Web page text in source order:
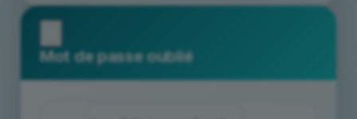
Mot de passe oublié